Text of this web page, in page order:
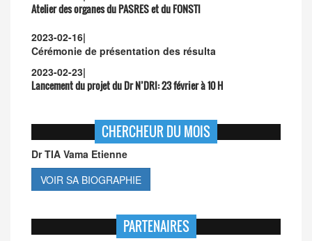
Atelier des organes du PASRES et du FONSTI
2023-02-16|
Cérémonie de présentation des résulta
2023-02-23|
Lancement du projet du Dr N’DRI:23 février à 10 H
CHERCHEUR DU MOIS
Dr TIA Vama Etienne
VOIR SA BIOGRAPHIE
PARTENAIRES